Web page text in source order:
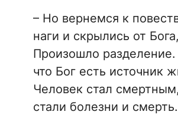
– Но вернемся к
наги и скрылись от
Произошло
что Бог есть источник
Человек стал
стали болезни и смерть.